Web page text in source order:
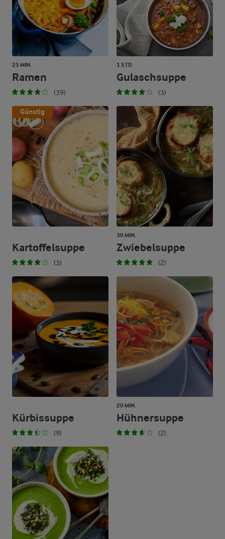
25 MIN.
Ramen
(39)
1 STD.
Gulaschsuppe
(3)
Günstig
Kartoffelsuppe
(3)
30 MIN.
Zwiebelsuppe
(2)
Kürbissuppe
(9)
20 MIN.
Hühnersuppe
(2)